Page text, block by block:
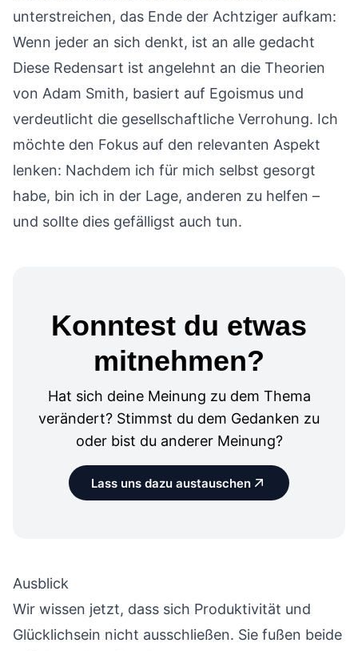
unterstreichen, das Ende der Achtziger aufkam:
Wenn jeder an sich denkt, ist an alle gedacht
Diese Redensart ist angelehnt an die Theorien
von Adam Smith, basiert auf Egoismus und
verdeutlicht die gesellschaftliche Verrohung. Ich
möchte den Fokus auf den relevanten Aspekt
lenken: Nachdem ich für mich selbst gesorgt
habe, bin ich in der Lage, anderen zu helfen –
und sollte dies gefälligst auch tun.
Konntest du etwas
mitnehmen?
Hat sich deine Meinung zu dem Thema
verändert? Stimmst du dem Gedanken zu
oder bist du anderer Meinung?
Lass uns dazu austauschen
Ausblick
Wir wissen jetzt, dass sich Produktivität und
Glücklichsein nicht ausschließen. Sie fußen beide